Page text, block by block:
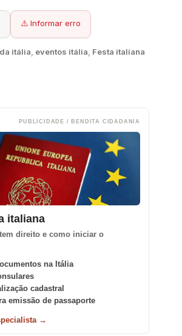
⚠️ Informar erro
itália eventos itália Festa italiana
PUBLICIDADE / BENDITA CIDADANIA
italiana
direito e como iniciar o
na Itália
cadastral
emissão de passaporte
→